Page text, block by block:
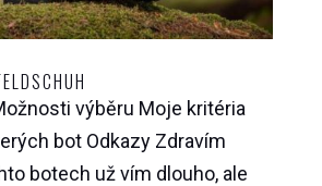
výběru Moje kritéria
bot Odkazy Zdravím
botech už vím dlouho, ale